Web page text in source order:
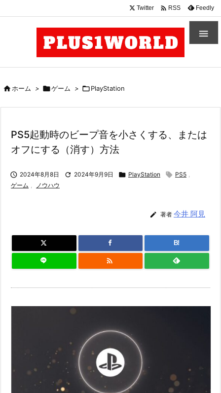

Twitter  RSS Feedly
ホーム > ゲーム > PlayStation
PS5起動時のビープ音を小さくする、または
オフにする（消す）方法
 2024年8月8日  2024年9月9日  PlayStation  PS5 ,
ゲーム , ノウハウ
 著者 今井 阿見
B!
